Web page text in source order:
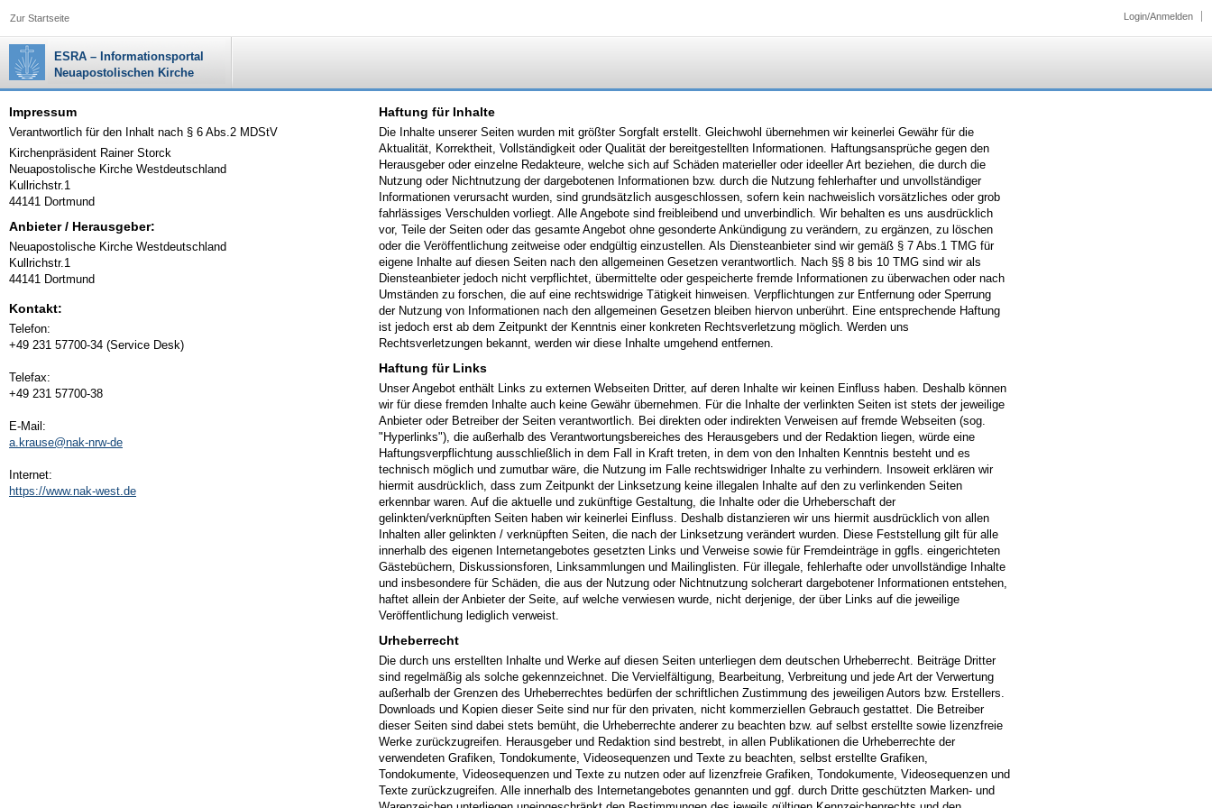
Login/Anmelden
Zur Startseite
ESRA – Informationsportal
Neuapostolischen Kirche
Impressum
Verantwortlich für den Inhalt nach § 6 Abs.2 MDStV
Kirchenpräsident Rainer Storck
Neuapostolische Kirche Westdeutschland
Kullrichstr.1
44141 Dortmund
Anbieter / Herausgeber:
Neuapostolische Kirche Westdeutschland
Kullrichstr.1
44141 Dortmund
Kontakt:
Telefon:
+49 231 57700-34 (Service Desk)
Telefax:
+49 231 57700-38
E-Mail:
a.krause@nak-nrw-de
Internet:
https://www.nak-west.de
Haftung für Inhalte
Die Inhalte unserer Seiten wurden mit größter Sorgfalt erstellt. Gleichwohl übernehmen wir keinerlei Gewähr für die
Aktualität, Korrektheit, Vollständigkeit oder Qualität der bereitgestellten Informationen. Haftungsansprüche gegen den
Herausgeber oder einzelne Redakteure, welche sich auf Schäden materieller oder ideeller Art beziehen, die durch die
Nutzung oder Nichtnutzung der dargebotenen Informationen bzw. durch die Nutzung fehlerhafter und unvollständiger
Informationen verursacht wurden, sind grundsätzlich ausgeschlossen, sofern kein nachweislich vorsätzliches oder grob
fahrlässiges Verschulden vorliegt. Alle Angebote sind freibleibend und unverbindlich. Wir behalten es uns ausdrücklich
vor, Teile der Seiten oder das gesamte Angebot ohne gesonderte Ankündigung zu verändern, zu ergänzen, zu löschen
oder die Veröffentlichung zeitweise oder endgültig einzustellen. Als Diensteanbieter sind wir gemäß § 7 Abs.1 TMG für
eigene Inhalte auf diesen Seiten nach den allgemeinen Gesetzen verantwortlich. Nach §§ 8 bis 10 TMG sind wir als
Diensteanbieter jedoch nicht verpflichtet, übermittelte oder gespeicherte fremde Informationen zu überwachen oder nach
Umständen zu forschen, die auf eine rechtswidrige Tätigkeit hinweisen. Verpflichtungen zur Entfernung oder Sperrung
der Nutzung von Informationen nach den allgemeinen Gesetzen bleiben hiervon unberührt. Eine entsprechende Haftung
ist jedoch erst ab dem Zeitpunkt der Kenntnis einer konkreten Rechtsverletzung möglich. Werden uns
Rechtsverletzungen bekannt, werden wir diese Inhalte umgehend entfernen.
Haftung für Links
Unser Angebot enthält Links zu externen Webseiten Dritter, auf deren Inhalte wir keinen Einfluss haben. Deshalb können
wir für diese fremden Inhalte auch keine Gewähr übernehmen. Für die Inhalte der verlinkten Seiten ist stets der jeweilige
Anbieter oder Betreiber der Seiten verantwortlich. Bei direkten oder indirekten Verweisen auf fremde Webseiten (sog.
"Hyperlinks"), die außerhalb des Verantwortungsbereiches des Herausgebers und der Redaktion liegen, würde eine
Haftungsverpflichtung ausschließlich in dem Fall in Kraft treten, in dem von den Inhalten Kenntnis besteht und es
technisch möglich und zumutbar wäre, die Nutzung im Falle rechtswidriger Inhalte zu verhindern. Insoweit erklären wir
hiermit ausdrücklich, dass zum Zeitpunkt der Linksetzung keine illegalen Inhalte auf den zu verlinkenden Seiten
erkennbar waren. Auf die aktuelle und zukünftige Gestaltung, die Inhalte oder die Urheberschaft der
gelinkten/verknüpften Seiten haben wir keinerlei Einfluss. Deshalb distanzieren wir uns hiermit ausdrücklich von allen
Inhalten aller gelinkten / verknüpften Seiten, die nach der Linksetzung verändert wurden. Diese Feststellung gilt für alle
innerhalb des eigenen Internetangebotes gesetzten Links und Verweise sowie für Fremdeinträge in ggfls. eingerichteten
Gästebüchern, Diskussionsforen, Linksammlungen und Mailinglisten. Für illegale, fehlerhafte oder unvollständige Inhalte
und insbesondere für Schäden, die aus der Nutzung oder Nichtnutzung solcherart dargebotener Informationen entstehen,
haftet allein der Anbieter der Seite, auf welche verwiesen wurde, nicht derjenige, der über Links auf die jeweilige
Veröffentlichung lediglich verweist.
Urheberrecht
Die durch uns erstellten Inhalte und Werke auf diesen Seiten unterliegen dem deutschen Urheberrecht. Beiträge Dritter
sind regelmäßig als solche gekennzeichnet. Die Vervielfältigung, Bearbeitung, Verbreitung und jede Art der Verwertung
außerhalb der Grenzen des Urheberrechtes bedürfen der schriftlichen Zustimmung des jeweiligen Autors bzw. Erstellers.
Downloads und Kopien dieser Seite sind nur für den privaten, nicht kommerziellen Gebrauch gestattet. Die Betreiber
dieser Seiten sind dabei stets bemüht, die Urheberrechte anderer zu beachten bzw. auf selbst erstellte sowie lizenzfreie
Werke zurückzugreifen. Herausgeber und Redaktion sind bestrebt, in allen Publikationen die Urheberrechte der
verwendeten Grafiken, Tondokumente, Videosequenzen und Texte zu beachten, selbst erstellte Grafiken,
Tondokumente, Videosequenzen und Texte zu nutzen oder auf lizenzfreie Grafiken, Tondokumente, Videosequenzen und
Texte zurückzugreifen. Alle innerhalb des Internetangebotes genannten und ggf. durch Dritte geschützten Marken- und